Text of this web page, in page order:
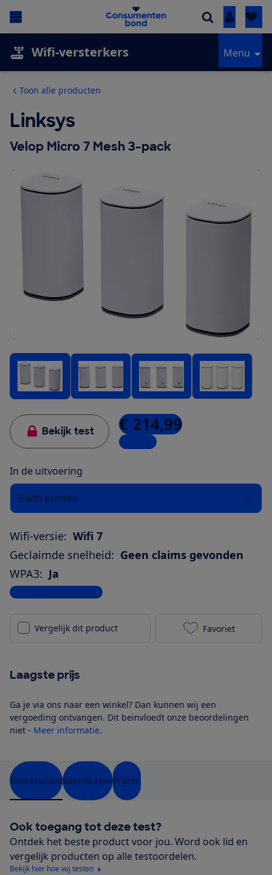
Inloggen
Wifi-versterkers Menu
Toon alle producten
Linksys
Velop Micro 7 Mesh 3-pack
Bekijk test € 214,99
1 winkel
In de uitvoering
3 wifi-punten
Wifi-versie: Wifi 7
Geclaimde snelheid: Geen claims gevonden
WPA3: Ja
Bekijk alle specificaties
Vergelijk dit product Linksys
Favoriet
Laagste prijs
Ga je via ons naar een winkel? Dan kunnen wij een
vergoeding ontvangen. Dit beïnvloedt onze beoordelingen
niet - Meer informatie.
TestresultaatSpecificatiesPrijzen
Ook toegang tot deze test?
Ontdek het beste product voor jou. Word ook lid en
vergelijk producten op alle testoordelen.
Bekijk hier hoe wij testen